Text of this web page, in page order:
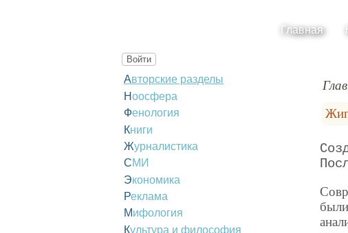
Главная
Войти
Авторские разделы
Ноосфера
Фенология
Книги
Журналистика
СМИ
Экономика
Реклама
Мифология
Культура и философия